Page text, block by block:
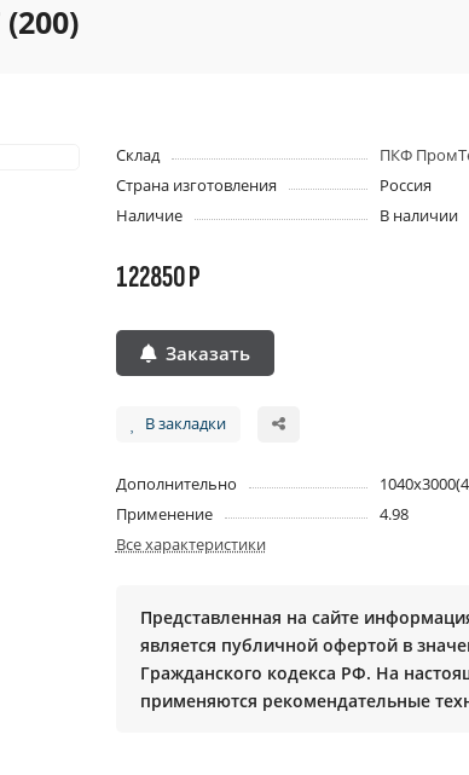
Склад
ПКФ
Страна изготовления
Россия
Наличие
В наличии
122850 Р
Заказать
В закладки
Дополнительно
Применение
4.98
Все характеристики
Представленная на сайте
является публичной офертой в
Гражданского кодекса РФ. На
применяются рекомендательные